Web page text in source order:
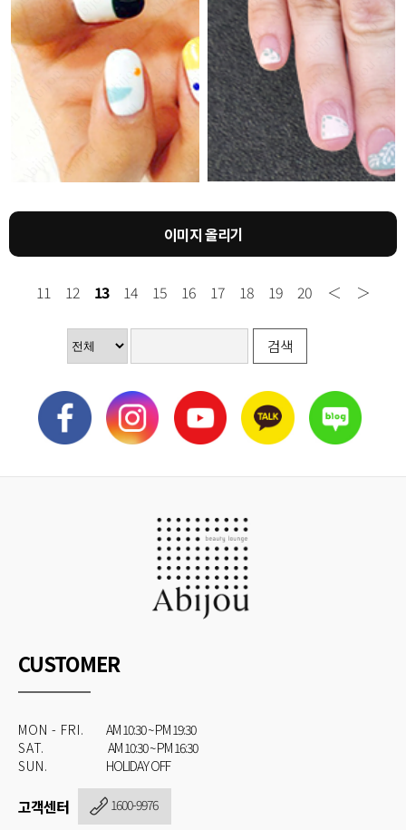
이미지 올리기
11 12 13 14 15 16 17 18 19 20 ＜ ＞
검색
CUSTOMER
MON - FRI.
AM 10:30 ~ PM 19:30
SAT.
AM 10:30 ~ PM 16:30
SUN.
HOLIDAY OFF
고객센터 1600-9976